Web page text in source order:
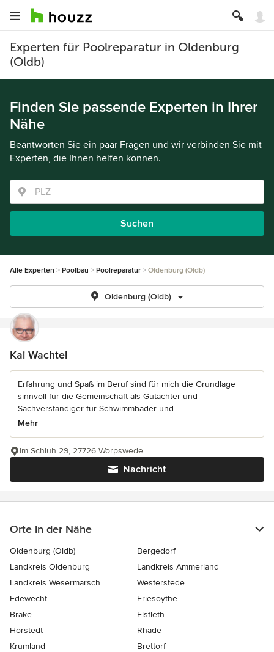
Experten für Poolreparatur in Oldenburg
(Oldb)
Finden Sie passende Experten in Ihrer
Nähe
Beantworten Sie ein paar Fragen und wir verbinden Sie mit
Experten, die Ihnen helfen können.
Suchen
Alle Experten Poolbau Poolreparatur Oldenburg (Oldb)
Oldenburg (Oldb)
Kai Wachtel
Erfahrung und Spaß im Beruf sind für mich die Grundlage
sinnvoll für die Gemeinschaft als Gutachter und
Sachverständiger für Schwimmbäder und...
Mehr
Nachricht
Im Schluh 29, 27726 Worpswede
Orte in der Nähe
Oldenburg (Oldb)
Bergedorf
Landkreis Oldenburg
Landkreis Ammerland
Landkreis Wesermarsch
Westerstede
Edewecht
Friesoythe
Brake
Elsfleth
Horstedt
Rhade
Krumland
Brettorf